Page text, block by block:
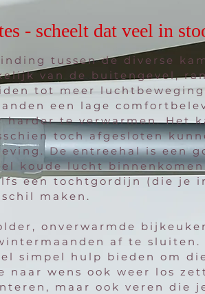
- scheelt dat veel in
tussen de diverse
van de buitengevel,
tot meer
een lage
harder te verwarmen. Het
toch afgesloten
De entreehal is een
koude lucht
een tochtgordijn (die je
maken.
onverwarmde
af te sluiten.
simpel hulp bieden om
wens ook weer los
maar ook veren die